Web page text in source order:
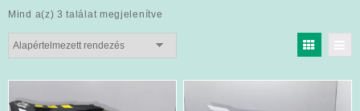
Mind a(z) 3 találat megjelenítve